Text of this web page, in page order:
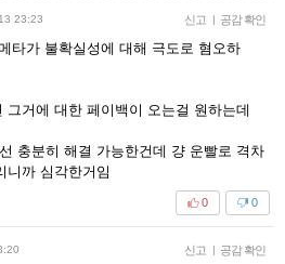
23:23 신고 | 공감 확인
타가 불확실성에 대해 극도로 혐오하
거에 대한 페이백이 오는걸 원하는데
충분히 해결 가능한건데 걍 운빨로 격차
니까 심각한거임
0
0
신고 | 공감 확인